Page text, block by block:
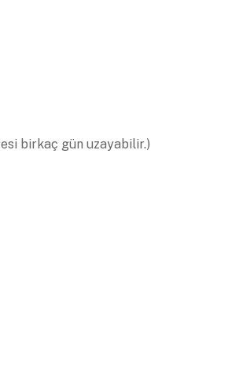
birkaç gün uzayabilir.)